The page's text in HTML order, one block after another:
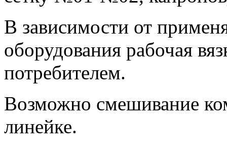
В зависимости от
оборудования рабочая
потребителем.
Возможно смешивание
линейке.